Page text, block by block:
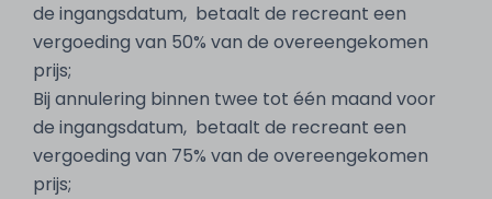
de ingangsdatum, betaalt de recreant een
vergoeding van 50% van de overeengekomen
prijs;
Bij annulering binnen twee tot één maand voor
de ingangsdatum, betaalt de recreant een
vergoeding van 75% van de overeengekomen
prijs;